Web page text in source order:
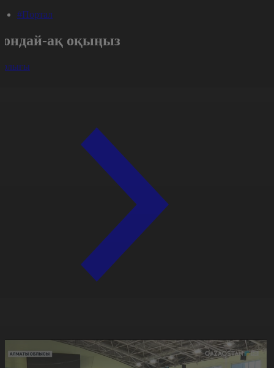
#Портал
ақ оқыңыз